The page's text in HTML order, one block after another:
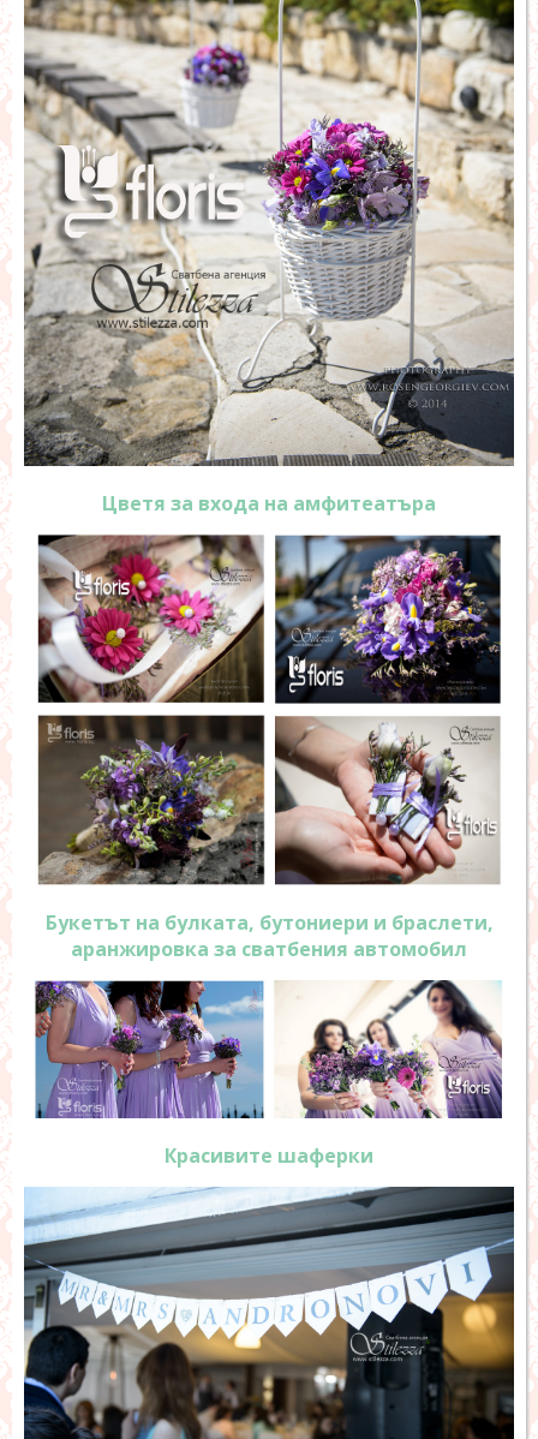
Цветя за входа на амфитеатъра
Букетът на булката, бутониери и браслети,
аранжировка за сватбения автомобил
Красивите шаферки